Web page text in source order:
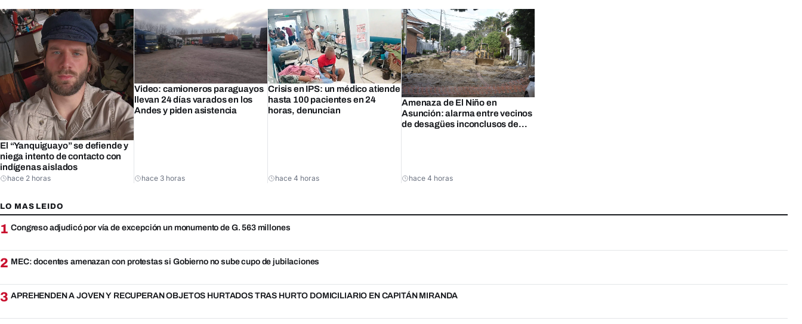
El “Yanquiguayo” se defiende y
niega intento de contacto con
indígenas aislados
hace 2 horas
Video: camioneros paraguayos
llevan 24 días varados en los
Andes y piden asistencia
hace 3 horas
Crisis en IPS: un médico atiende
hasta 100 pacientes en 24
horas, denuncian
hace 4 horas
Amenaza de El Niño en
Asunción: alarma entre vecinos
de desagües inconclusos de
hace 4 horas
LO MAS LEIDO
1 Congreso adjudicó por vía de excepción un monumento de G. 563 millones
2 MEC: docentes amenazan con protestas si Gobierno no sube cupo de jubilaciones
3 APREHENDEN A JOVEN Y RECUPERAN OBJETOS HURTADOS TRAS HURTO DOMICILIARIO EN CAPITÁN MIRANDA